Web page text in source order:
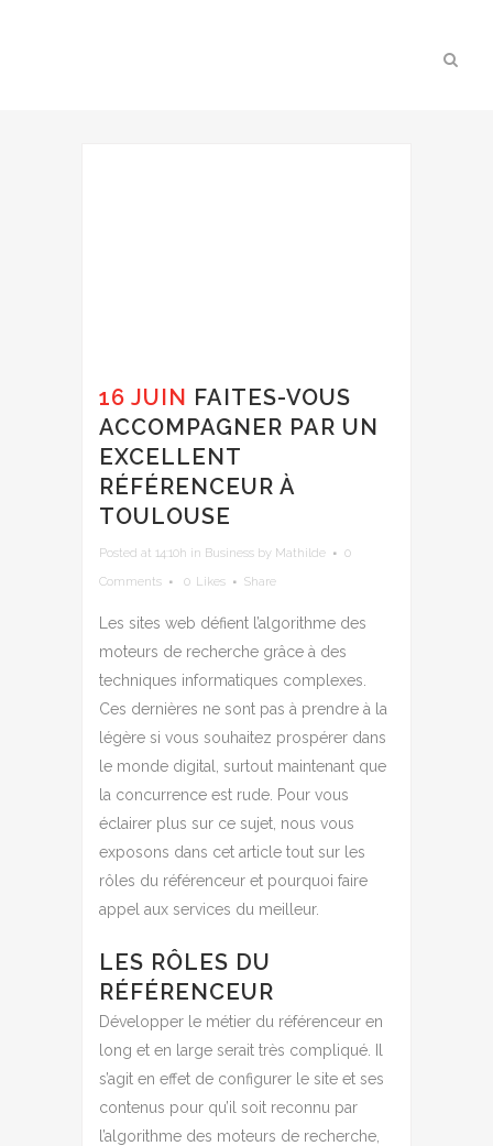
16 JUIN FAITES-VOUS
ACCOMPAGNER PAR UN
EXCELLENT
RÉFÉRENCEUR À
TOULOUSE
Posted at 14:10h in Business by Mathilde
0
Comments
0 Likes Share
Les sites web défient l’algorithme des
moteurs de recherche grâce à des
techniques informatiques complexes.
Ces dernières ne sont pas à prendre à la
légère si vous souhaitez prospérer dans
le monde digital, surtout maintenant que
la concurrence est rude. Pour vous
éclairer plus sur ce sujet, nous vous
exposons dans cet article tout sur les
rôles du référenceur et pourquoi faire
appel aux services du meilleur.
LES RÔLES DU
RÉFÉRENCEUR
Développer le métier du référenceur en
long et en large serait très compliqué. Il
s’agit en effet de configurer le site et ses
contenus pour qu’il soit reconnu par
l’algorithme des moteurs de recherche,